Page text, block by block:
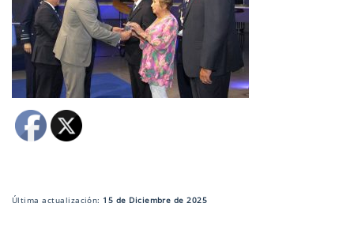
Última actualización: 15 de Diciembre de 2025